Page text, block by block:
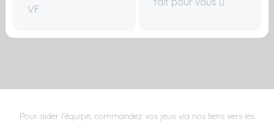
VF
Pour aider l'équipe, commandez vos jeux via nos liens vers les